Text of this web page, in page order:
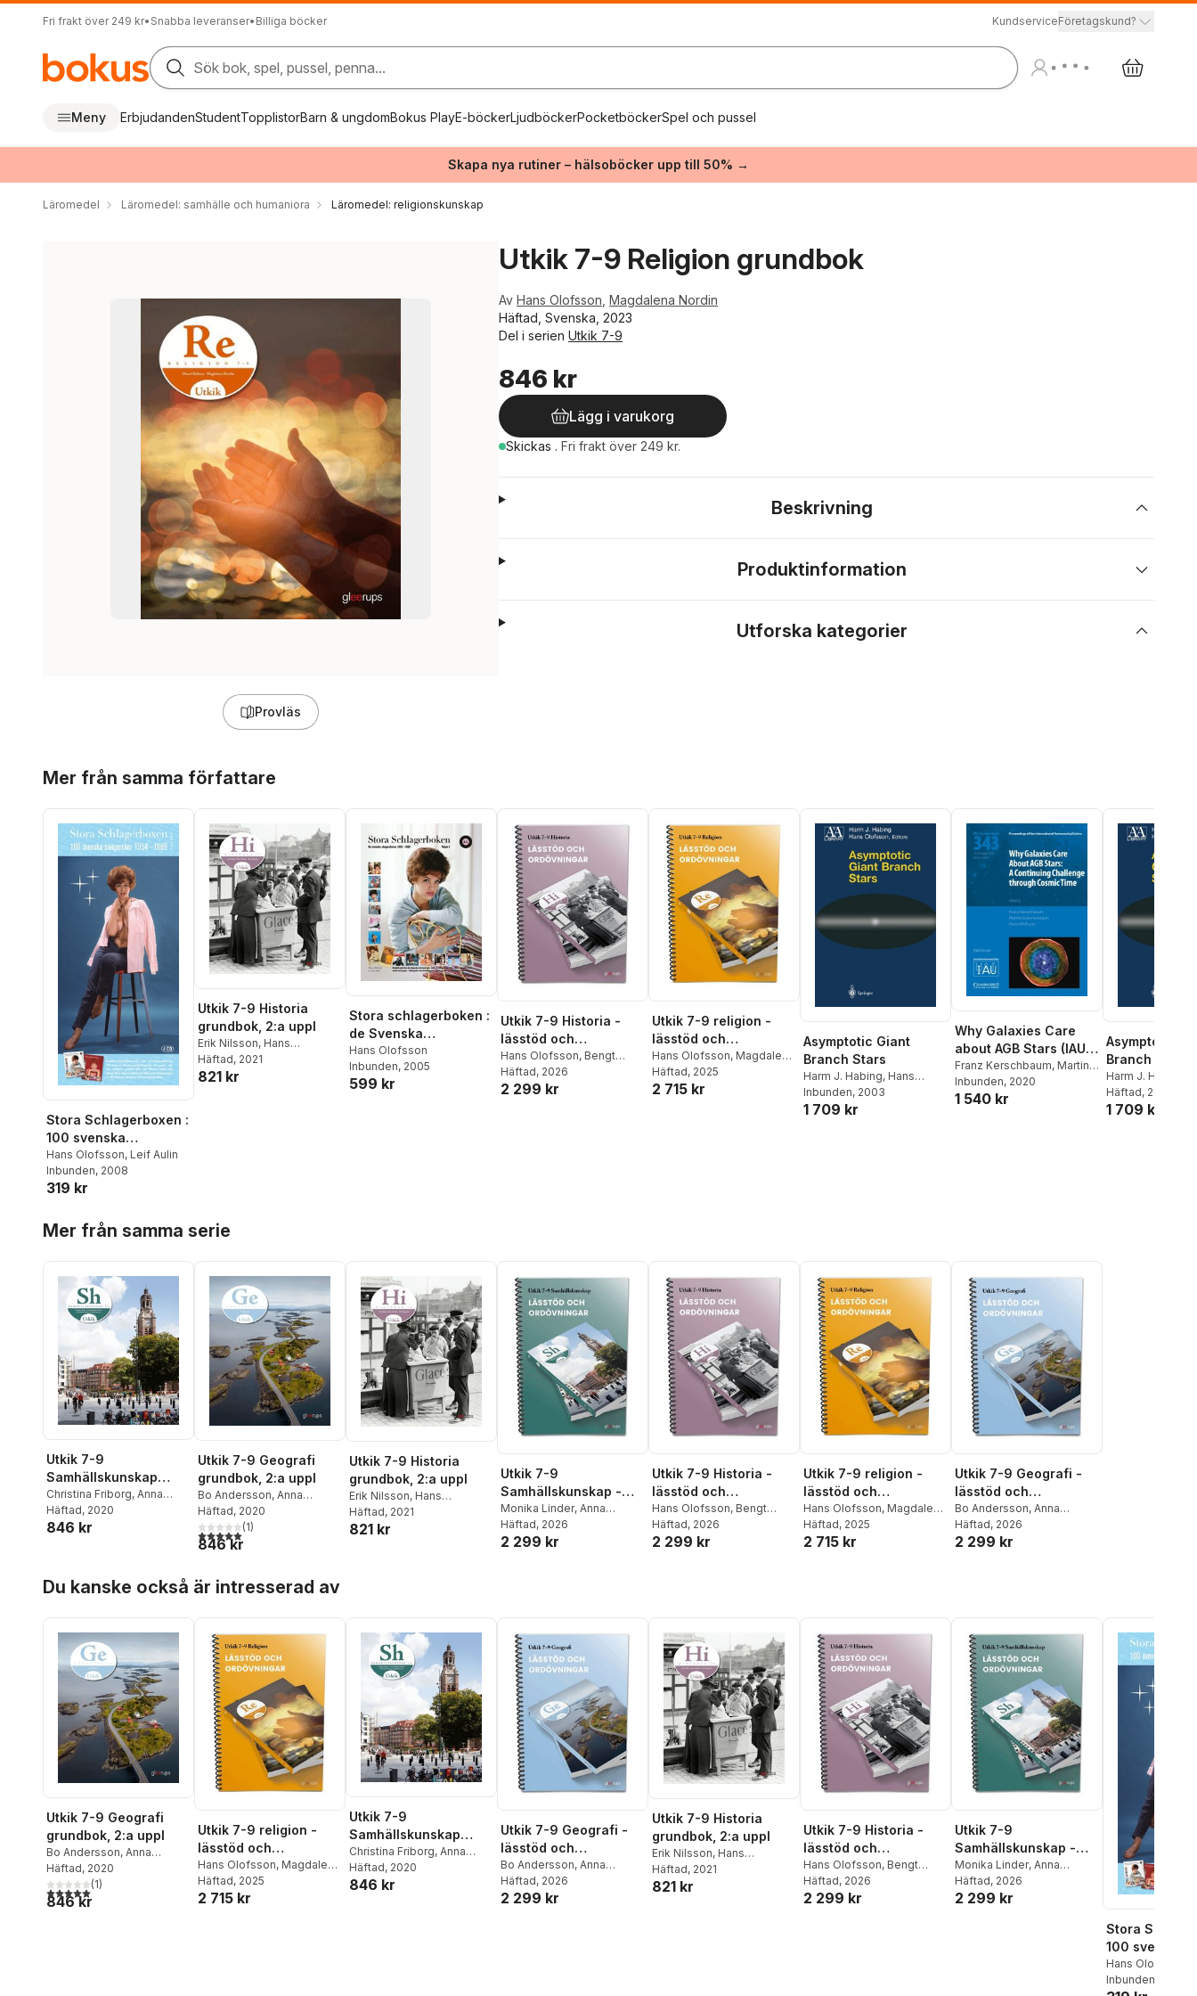
Fri frakt över 249 kr• Snabba leveranser• Billiga böcker KundserviceFöretagskund?
Sök bok, spel, pussel, penna...
Meny ErbjudandenStudentTopplistorBarn & ungdomBokus PlayE-böckerLjudböckerPocketböckerSpel och pussel
Skapa nya rutiner – hälsoböcker upp till 50% →
Läromedel Läromedel: samhälle och humaniora Läromedel: religionskunskap
Provläs
Utkik 7-9 Religion grundbok
Av Hans Olofsson Magdalena Nordin
Häftad, Svenska, 2023
Del i serien Utkik 7-9
846 kr
Lägg i varukorg
Skickas . Fri frakt över 249 kr.
Beskrivning
Produktinformation
Utforska kategorier
Mer från samma författare
Stora Schlagerboxen :
100 svenska
sångerskor 1954-
1969. Vol. 2
Hans Olofsson, Leif Aulin
Inbunden, 2008
319 kr
Utkik 7-9 Historia
grundbok, 2:a uppl
Erik Nilsson, Hans
Olofsson,Rolf Uppström
Bengt Liljegren
Häftad, 2021
821 kr
Stora schlagerboken :
de Svenska
sångerskorna 1954-
1969 vol 1 A-L
Hans Olofsson
Inbunden, 2005
599 kr
Utkik 7-9 Historia -
lässtöd och
ordövningar
Hans Olofsson, Bengt
Liljegren,Rolf Uppström
Johanna Florin
Häftad, 2026
2 299 kr
Utkik 7-9 religion -
lässtöd och
ordövningar
Hans Olofsson, Magdalena
Nordin, Johanna Florin
Häftad, 2025
2 715 kr
Asymptotic Giant
Branch Stars
Harm J. Habing, Hans
Olofsson
Inbunden, 2003
1 709 kr
Why Galaxies Care
about AGB Stars (IAU
S343)
Franz Kerschbaum, Martin
Groenewegen,
Olofsson
Inbunden, 2020
1 540 kr
Asymptotic
Branch Stars
Harm J. Habing
Olofsson
Häftad, 2011
1 709 kr
Mer från samma serie
Utkik 7-9
Samhällskunskap
grundbok, 2:a uppl
Christina Friborg, Anna
Holmlin-Nilsson
Isaksson
Häftad, 2020
846 kr
Utkik 7-9 Geografi
grundbok, 2:a uppl
Bo Andersson, Anna
Windirsch
Häftad, 2020
5,0utav 5 stjärnor. Totalt antal röster:
(1)
846 kr
Utkik 7-9 Historia
grundbok, 2:a uppl
Erik Nilsson, Hans
Olofsson,Rolf Uppström
Bengt Liljegren
Häftad, 2021
821 kr
Utkik 7-9
Samhällskunskap -
lässtöd och
ordövningar
Monika Linder, Anna
Holmlin Nilsson
Friborg, Henric Isacsson
Häftad, 2026
2 299 kr
Utkik 7-9 Historia -
lässtöd och
ordövningar
Hans Olofsson, Bengt
Liljegren,Rolf Uppström
Johanna Florin
Häftad, 2026
2 299 kr
Utkik 7-9 religion -
lässtöd och
ordövningar
Hans Olofsson, Magdalena
Nordin, Johanna Florin
Häftad, 2025
2 715 kr
Utkik 7-9 Geografi -
lässtöd och
ordövningar
Bo Andersson, Anna
Windirsch,Johanna Florin
Häftad, 2026
2 299 kr
Du kanske också är intresserad av
Utkik 7-9 Geografi
grundbok, 2:a uppl
Bo Andersson, Anna
Windirsch
Häftad, 2020
5,0utav 5 stjärnor. Totalt antal röster:
(1)
846 kr
Utkik 7-9 religion -
lässtöd och
ordövningar
Hans Olofsson, Magdalena
Nordin, Johanna Florin
Häftad, 2025
2 715 kr
Utkik 7-9
Samhällskunskap
grundbok, 2:a uppl
Christina Friborg, Anna
Holmlin-Nilsson
Isaksson
Häftad, 2020
846 kr
Utkik 7-9 Geografi -
lässtöd och
ordövningar
Bo Andersson, Anna
Windirsch,Johanna Florin
Häftad, 2026
2 299 kr
Utkik 7-9 Historia
grundbok, 2:a uppl
Erik Nilsson, Hans
Olofsson,Rolf Uppström
Bengt Liljegren
Häftad, 2021
821 kr
Utkik 7-9 Historia -
lässtöd och
ordövningar
Hans Olofsson, Bengt
Liljegren,Rolf Uppström
Johanna Florin
Häftad, 2026
2 299 kr
Utkik 7-9
Samhällskunskap -
lässtöd och
ordövningar
Monika Linder, Anna
Holmlin Nilsson
Friborg, Henric Isacsson
Häftad, 2026
2 299 kr
Stora
100 svenska
sångerskor
1969. Vol. 2
Hans Olofsson
Inbunden